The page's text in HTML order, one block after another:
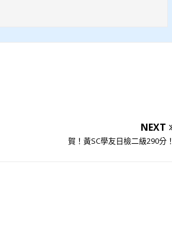
NEXT
賀！黃SC學友日檢二級290分！